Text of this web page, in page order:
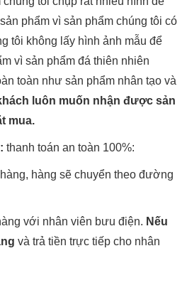
phẩm vì sản phẩm chúng tôi có
tôi không lấy hình ảnh mẫu để
vì sản phẩm đá thiên nhiên
toàn như sản phẩm nhân tạo và
luôn muốn nhận được sản
mua.
thanh toán an toàn 100%:
hàng sẽ chuyển theo đường
với nhân viên bưu điện. Nếu
và trả tiền trực tiếp cho nhân